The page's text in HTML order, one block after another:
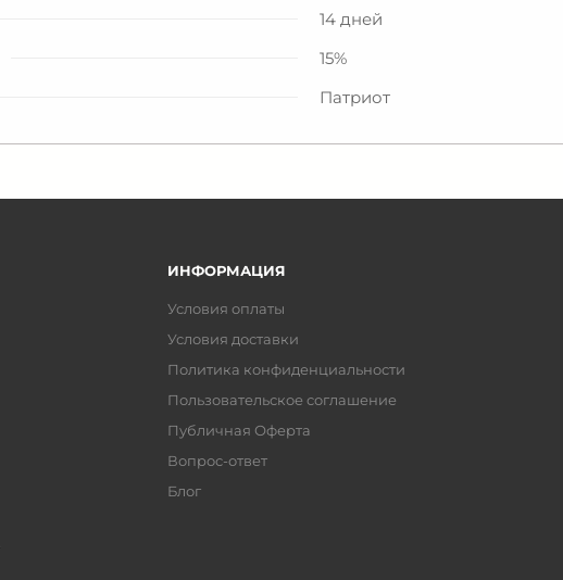
14 дней
15%
Патриот
ИНФОРМАЦИЯ
Условия оплаты
Условия доставки
Политика конфиденциальности
Пользовательское соглашение
Публичная Оферта
Вопрос-ответ
Блог